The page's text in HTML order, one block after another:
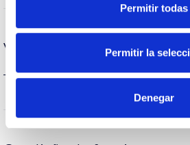
Permitir todas
Permitir la
Denegar
Vida